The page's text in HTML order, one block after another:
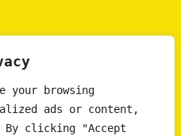
your browsing
ads or content,
clicking "Accept